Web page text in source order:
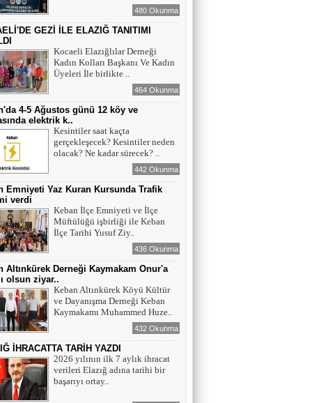
480 Okunma
GEZİ İLE ELAZIĞ TANITIMI
Kocaeli Elazığlılar Derneği
Kadın Kolları Başkanı Ve Kadın
Üyeleri İle birlikte ..
464 Okunma
4-5 Ağustos günü 12 köy ve
elektrik k..
Kesintiler saat kaçta
gerçekleşecek? Kesintiler neden
olacak? Ne kadar sürecek? ..
442 Okunma
Emniyeti Yaz Kuran Kursunda Trafik
verdi
Keban İlçe Emniyeti ve İlçe
Müftülüğü işbirliği ile Keban
İlçe Tarihi Yusuf Ziy..
436 Okunma
Altınkürek Derneği Kaymakam Onur'a
olsun ziyar..
Keban Altınkürek Köyü Kültür
ve Dayanışma Derneği Keban
Kaymakamı Muhammed Huze..
432 Okunma
İHRACATTA TARİH YAZDI
2026 yılının ilk 7 aylık ihracat
verileri Elazığ adına tarihi bir
başarıyı ortay..